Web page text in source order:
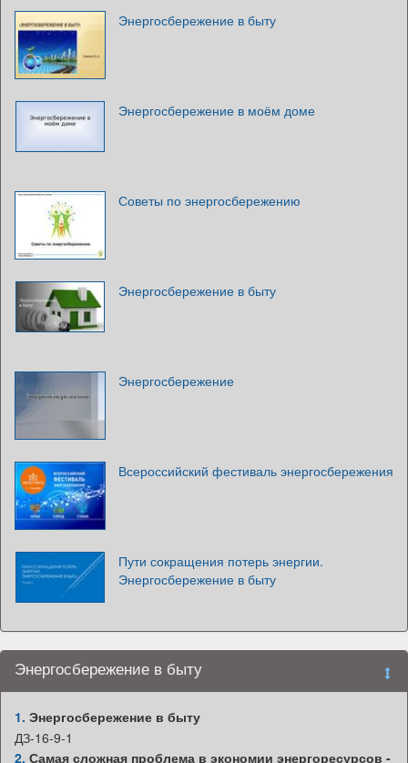
Энергосбережение в быту
Энергосбережение в моём доме
Советы по энергосбережению
Энергосбережение в быту
Энергосбережение
Всероссийский фестиваль энергосбережения
Пути сокращения потерь энергии.
Энергосбережение в быту
Энергосбережение в быту
1. Энергосбережение в быту
ДЗ-16-9-1
2. Самая сложная проблема в экономии энергоресурсов -